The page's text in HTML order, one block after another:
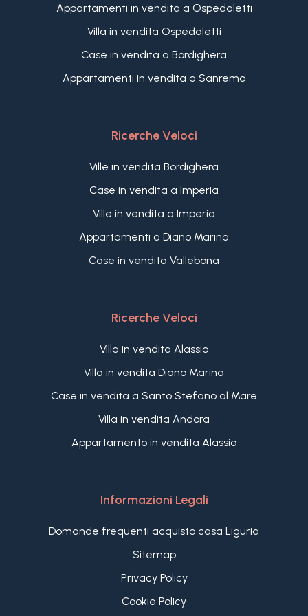
Appartamenti in vendita a Ospedaletti
Villa in vendita Ospedaletti
Case in vendita a Bordighera
Appartamenti in vendita a Sanremo
Ricerche Veloci
Ville in vendita Bordighera
Case in vendita a Imperia
Ville in vendita a Imperia
Appartamenti a Diano Marina
Case in vendita Vallebona
Ricerche Veloci
Villa in vendita Alassio
Villa in vendita Diano Marina
Case in vendita a Santo Stefano al Mare
Villa in vendita Andora
Appartamento in vendita Alassio
Informazioni Legali
Domande frequenti acquisto casa Liguria
Sitemap
Privacy Policy
Cookie Policy